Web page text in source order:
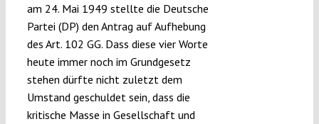
am 24. Mai 1949 stellte die Deutsche
Partei (DP) den Antrag auf Aufhebung
des Art. 102 GG. Dass diese vier Worte
heute immer noch im Grundgesetz
stehen dürfte nicht zuletzt dem
Umstand geschuldet sein, dass die
kritische Masse in Gesellschaft und